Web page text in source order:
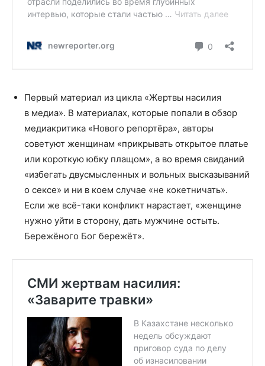
Первый материал из цикла «Жертвы насилия
в медиа». В материалах, которые попали в обзор
медиакритика «Нового репортёра», авторы
советуют женщинам «прикрывать открытое платье
или короткую юбку плащом», а во время свиданий
«избегать двусмысленных и вольных высказываний
о сексе» и ни в коем случае «не кокетничать».
Если же всё-таки конфликт нарастает, «женщине
нужно уйти в сторону, дать мужчине остыть.
Бережёного Бог бережёт».